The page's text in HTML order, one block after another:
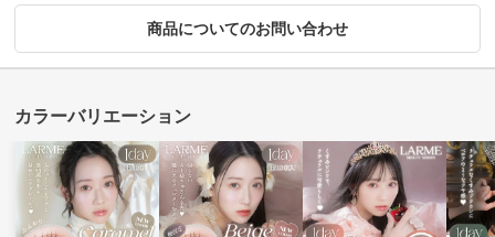
商品についてのお問い合わせ